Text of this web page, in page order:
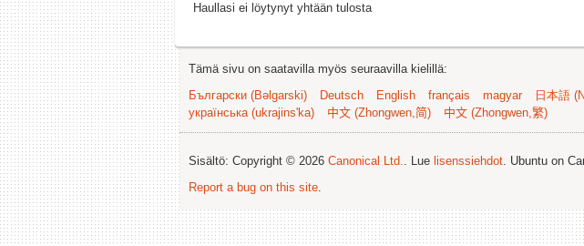
Haullasi ei löytynyt yhtään tulosta
Tämä sivu on saatavilla myös seuraavilla kielillä:
Български (Bəlgarski)
Deutsch English français magyar 日本語
українська (ukrajins'ka)
中文 (Zhongwen,简) 中文 (Zhongwen,繁)
Sisältö: Copyright © 2026 Canonical Ltd.. Lue lisenssiehdot. Ubuntu on
Report a bug on this site.